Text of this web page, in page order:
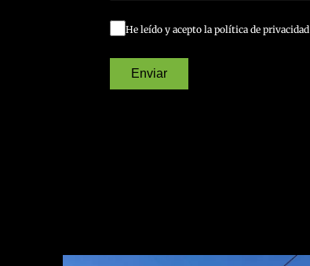
He leído y acepto la política de privacidad
Enviar